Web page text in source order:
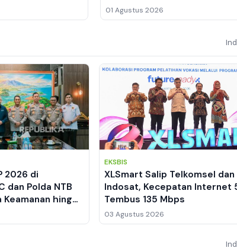
Deteksi Dini TBC di Mamuju
01 Agustus 2026
2026 di
dan Polda NTB
hingga
Lintas
EKSBIS
XLSmart Salip Telkomsel dan
Indosat, Kecepatan Internet
Tembus 135 Mbps
03 Agustus 2026